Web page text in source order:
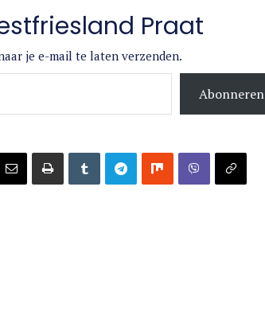
Praat
je e-mail te laten verzenden.
Abonneren